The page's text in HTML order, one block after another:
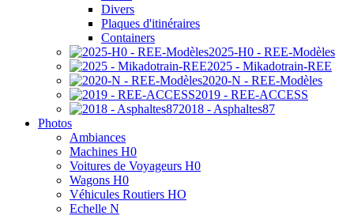
Divers
Plaques d'itinéraires
Containers
2025-H0 - REE-Modèles
2025 - Mikadotrain-REE
2020-N - REE-Modèles
2019 - REE-ACCESS
2018 - Asphaltes87
Photos
Ambiances
Machines H0
Voitures de Voyageurs H0
Wagons H0
Véhicules Routiers HO
Echelle N